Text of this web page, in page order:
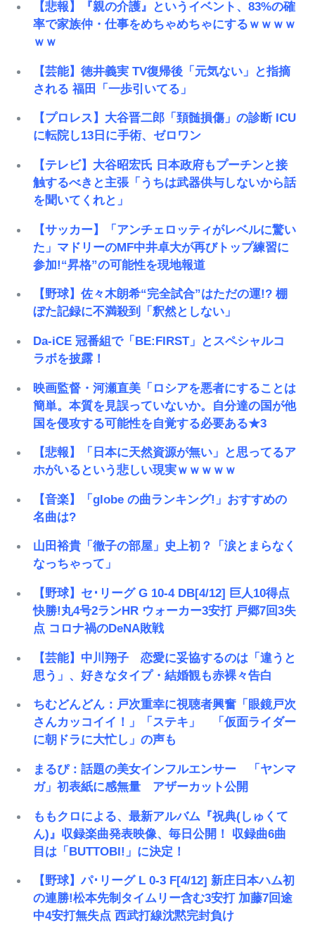
【悲報】『親の介護』というイベント、83%の確
率で家族仲・仕事をめちゃめちゃにするｗｗｗｗ
ｗｗ
【芸能】徳井義実 TV復帰後「元気ない」と指摘
される 福田「一歩引いてる」
【プロレス】大谷晋二郎「頚髄損傷」の診断 ICU
に転院し13日に手術、ゼロワン
【テレビ】大谷昭宏氏 日本政府もプーチンと接
触するべきと主張「うちは武器供与しないから話
を聞いてくれと」
【サッカー】「アンチェロッティがレベルに驚い
た」マドリーのMF中井卓大が再びトップ練習に
参加!“昇格”の可能性を現地報道
【野球】佐々木朗希“完全試合”はただの運!? 棚
ぼた記録に不満殺到「釈然としない」
Da-iCE 冠番組で「BE:FIRST」とスペシャルコ
ラボを披露！
映画監督・河瀬直美「ロシアを悪者にすることは
簡単。本質を見誤っていないか。自分達の国が他
国を侵攻する可能性を自覚する必要ある★3
【悲報】「日本に天然資源が無い」と思ってるア
ホがいるという悲しい現実ｗｗｗｗｗ
【音楽】「globe の曲ランキング!」おすすめの
名曲は?
山田裕貴「徹子の部屋」史上初？「涙とまらなく
なっちゃって」
【野球】セ･リーグ G 10-4 DB[4/12] 巨人10得点
快勝!丸4号2ランHR ウォーカー3安打 戸郷7回3失
点 コロナ禍のDeNA敗戦
【芸能】中川翔子 恋愛に妥協するのは「違うと
思う」、好きなタイプ・結婚観も赤裸々告白
ちむどんどん：戸次重幸に視聴者興奮「眼鏡戸次
さんカッコイイ！」「ステキ」 「仮面ライダー
に朝ドラに大忙し」の声も
まるぴ：話題の美女インフルエンサー 「ヤンマ
ガ」初表紙に感無量 アザーカット公開
ももクロによる、最新アルバム『祝典(しゅくて
ん)』収録楽曲発表映像、毎日公開！ 収録曲6曲
目は「BUTTOBI!」に決定！
【野球】パ･リーグ L 0-3 F[4/12] 新庄日本ハム初
の連勝!松本先制タイムリー含む3安打 加藤7回途
中4安打無失点 西武打線沈黙完封負け